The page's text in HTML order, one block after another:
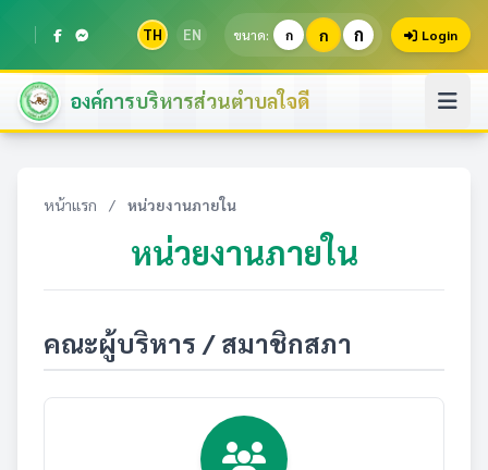
TH EN ขนาด: ก ก ก Login
องค์การบริหารส่วนตำบลใจดี
หน้าแรก / หน่วยงานภายใน
หน่วยงานภายใน
คณะผู้บริหาร / สมาชิกสภา